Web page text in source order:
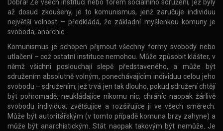
Dobrá! Ze všech institucí nebo forem sociálního sdružení, jež byly
až dosud zkoušeny, je to komunismus, jenž zaručuje individuu
největší volnost – předkládá, že základní myšlenkou komuny je
svoboda, anarchie.
Komunismus je schopen přijmout všechny formy svobody nebo
utlačení – což ostatní instituce nemohou. Může způsobit klášter, v
němž všichni poslouchají slepě představeného, a může být
sdružením absolutně volným, ponechávajícím individuu celou jeho
svobodu – sdružením, jež trvá jen tak dlouho, pokud sdružení chtějí
být pohromadě, neukládajíce nikomu nic, chráníc naopak žárlivě
svobodu individua, zvětšujíce a rozšiřujíce ji ve všech směrech.
Může být autoritářským (v tomto případě komuna brzy zahyne) a
může být anarchistickým. Stát naopak takovým být nemůže. Je